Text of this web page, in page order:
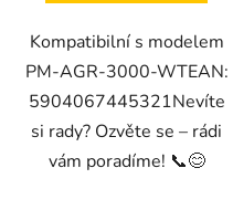
Kompatibilní s modelem
PM-AGR-3000-WTEAN:
5904067445321Nevíte
si rady? Ozvěte se – rádi
vám poradíme! 📞😊